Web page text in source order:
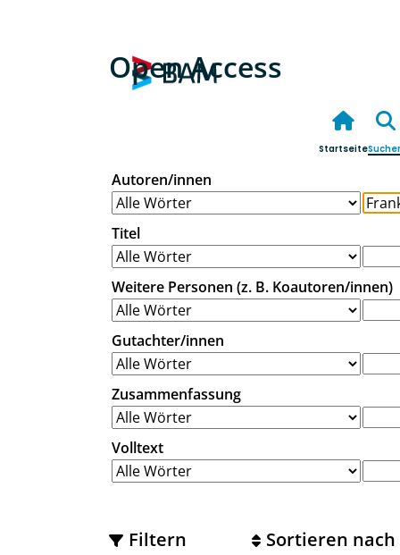
Open Access
Startseite
Autoren/innen
Titel
Weitere Personen (z. B. Koautoren/innen)
Gutachter/innen
Zusammenfassung
Volltext
Filtern Sortieren nach